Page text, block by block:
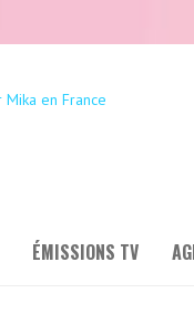
ÉMISSIONS TV